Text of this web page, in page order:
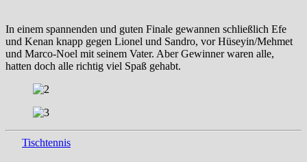
In einem spannenden und guten Finale gewannen schließlich Efe
und Kenan knapp gegen Lionel und Sandro, vor Hüseyin/Mehmet
und Marco-Noel mit seinem Vater. Aber Gewinner waren alle,
hatten doch alle richtig viel Spaß gehabt.
Tischtennis